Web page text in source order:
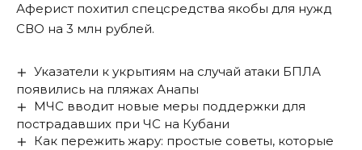
Аферист похитил спецсредства якобы для нужд
СВО на 3 млн рублей.
Указатели к укрытиям на случай атаки БПЛА
появились на пляжах Анапы
МЧС вводит новые меры поддержки для
пострадавших при ЧС на Кубани
Как пережить жару: простые советы, которые